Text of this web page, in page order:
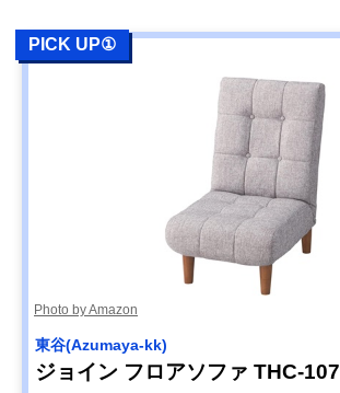
PICK UP①
Photo by Amazon
東谷(Azumaya-kk)
ジョイン フロアソファ THC-107